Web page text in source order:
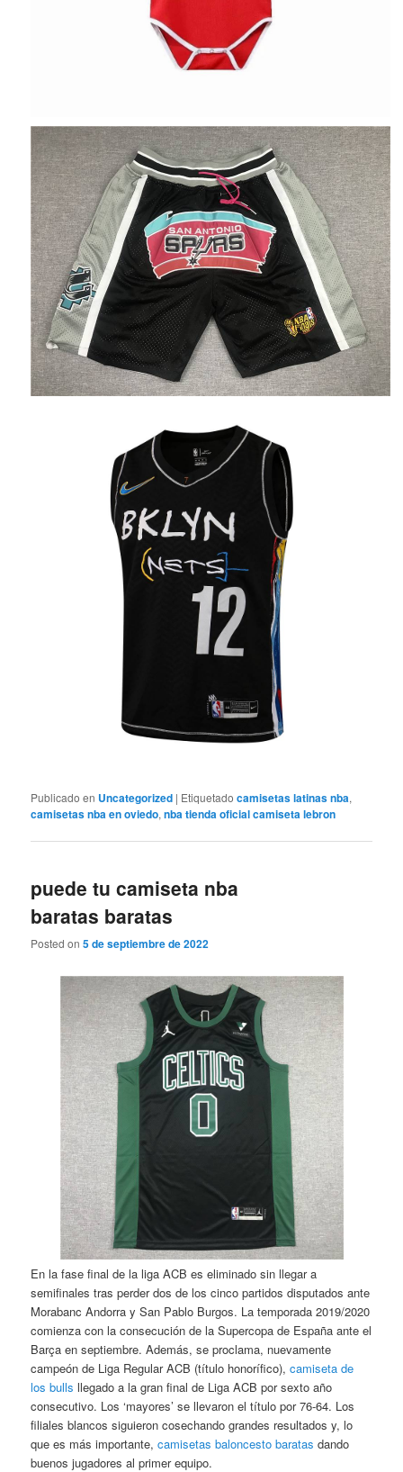
Publicado en Uncategorized | Etiquetado camisetas latinas nba,
camisetas nba en oviedo,nba tienda oficial camiseta lebron
puede tu camiseta nba
baratas baratas
Posted on5 de septiembre de 2022
En la fase final de la liga ACB es eliminado sin llegar a
semifinales tras perder dos de los cinco partidos disputados ante
Morabanc Andorra y San Pablo Burgos. La temporada 2019/2020
comienza con la consecución de la Supercopa de España ante el
Barça en septiembre. Además, se proclama, nuevamente
campeón de Liga Regular ACB (título honorífico),camiseta de
los bulls llegado a la gran final de Liga ACB por sexto año
consecutivo. Los ‘mayores’ se llevaron el título por 76-64. Los
filiales blancos siguieron cosechando grandes resultados y, lo
que es más importante,camisetas baloncesto baratas dando
buenos jugadores al primer equipo.